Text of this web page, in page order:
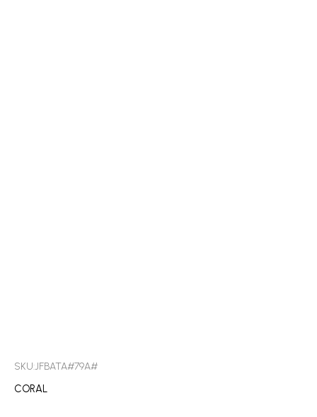
SKU:JFBATA#79A#
CORAL